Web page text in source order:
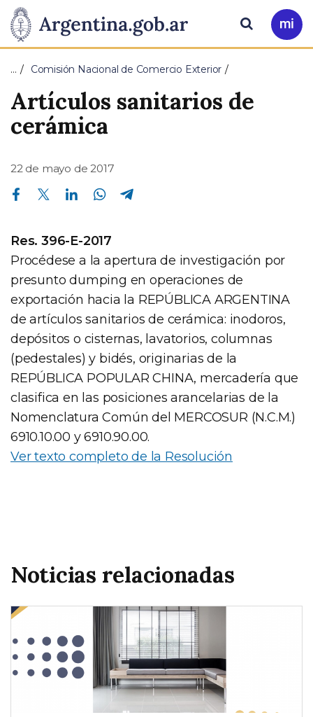
Presidencia
de
Nación
Pasar al contenido principal
Ir
a
Buscar
… Comisión Nacional de Comercio Exterior
Artículos sanitarios de
cerámica
22 de mayo de 2017
Compartir en Facebook Compartir en Twitter Compartir en Linkedin Compartir en Whatsapp
Res. 396-E-2017
Procédese a la apertura de investigación por
presunto dumping en operaciones de
exportación hacia la REPÚBLICA ARGENTINA
de artículos sanitarios de cerámica: inodoros,
depósitos o cisternas, lavatorios, columnas
(pedestales) y bidés, originarias de la
REPÚBLICA POPULAR CHINA, mercadería que
clasifica en las posiciones arancelarias de la
Nomenclatura Común del MERCOSUR (N.C.M.)
6910.10.00 y 6910.90.00.
Ver texto completo de la Resolución
Noticias relacionadas